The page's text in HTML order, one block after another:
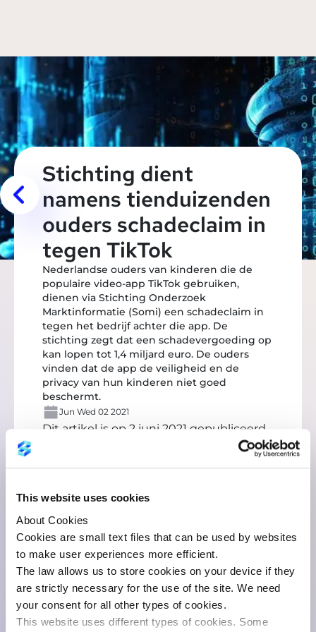
This website uses cookies
About Cookies
Cookies are small text files that can be used by websites
to make user experiences more efficient.
The law allows us to store cookies on your device if they
are strictly necessary for the use of the site. We need
your consent for all other types of cookies.
This website uses different types of cookies. Some
Stichting dient
namens tienduizenden
ouders schadeclaim in
tegen TikTok
Nederlandse ouders van kinderen die de
populaire video-app TikTok gebruiken,
dienen via Stichting Onderzoek
Marktinformatie (Somi) een schadeclaim in
tegen het bedrijf achter die app. De
stichting zegt dat een schadevergoeding op
kan lopen tot 1,4 miljard euro. De ouders
vinden dat de app de veiligheid en de
privacy van hun kinderen niet goed
beschermt.
Jun Wed 02 2021
Dit artikel is op 2 juni 2021 gepubliceerd
Klik hier
You might also like: